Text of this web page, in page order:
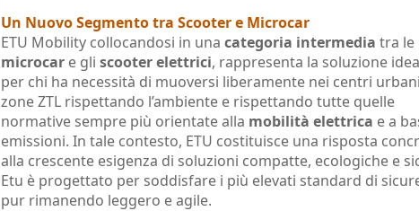
Un Nuovo Segmento tra Scooter e Microcar
ETU Mobility collocandosi in una categoria intermedia tra le
microcar e gli scooter elettrici, rappresenta la soluzione
per chi ha necessità di muoversi liberamente nei centri
zone ZTL rispettando l’ambiente e rispettando tutte quelle
normative sempre più orientate alla mobilità elettrica e a
emissioni. In tale contesto, ETU costituisce una risposta
alla crescente esigenza di soluzioni compatte, ecologiche e
Etu è progettato per soddisfare i più elevati standard di
pur rimanendo leggero e agile.